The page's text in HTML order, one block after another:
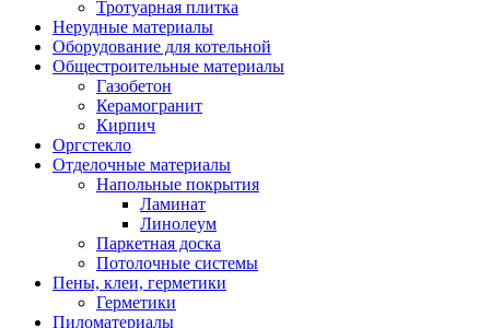
Тротуарная плитка
Нерудные материалы
Оборудование для котельной
Общестроительные материалы
Газобетон
Керамогранит
Кирпич
Оргстекло
Отделочные материалы
Напольные покрытия
Ламинат
Линолеум
Паркетная доска
Потолочные системы
Пены, клеи, герметики
Герметики
Пиломатериалы